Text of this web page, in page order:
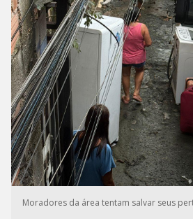
Moradores da área tentam salvar seus